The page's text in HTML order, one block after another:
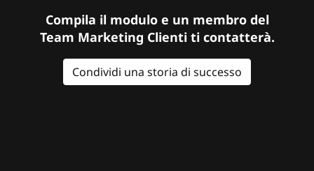
Compila il modulo e un membro del
Team Marketing Clienti ti contatterà.
Condividi una storia di successo